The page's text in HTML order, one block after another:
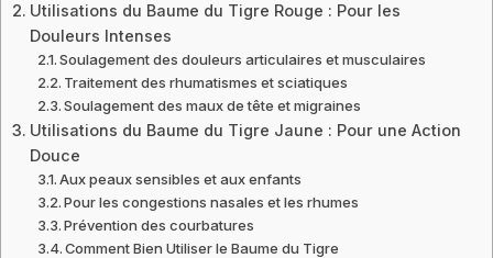
Utilisations du Baume du Tigre Rouge : Pour les
Douleurs Intenses
Soulagement des douleurs articulaires et musculaires
Traitement des rhumatismes et sciatiques
Soulagement des maux de tête et migraines
Utilisations du Baume du Tigre Jaune : Pour une Action
Douce
Aux peaux sensibles et aux enfants
Pour les congestions nasales et les rhumes
Prévention des courbatures
Comment Bien Utiliser le Baume du Tigre